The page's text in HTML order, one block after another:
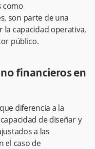
como
son parte de una
la capacidad operativa,
público.
financieros en
diferencia a la
de diseñar y
a las
el caso de